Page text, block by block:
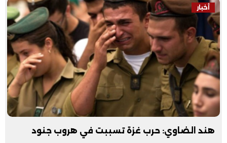
أخبار
هند الضاوي: حرب غزة تسببت في هروب جنود